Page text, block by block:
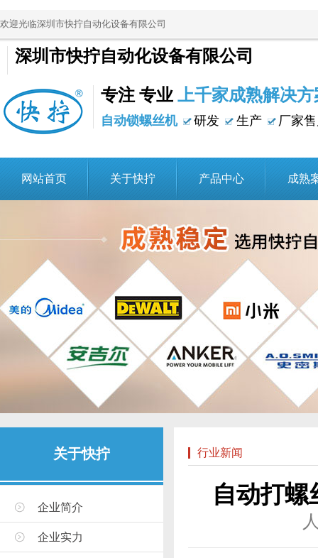
欢迎光临深圳市快拧自动化设备有限公司
深圳市快拧自动化设备有限公司
专注 专业 上千家成熟解决方
自动锁螺丝机 研发 生产 厂家
网站首页 关于快拧 产品中心 成熟
关于快拧
企业简介
企业实力
行业新闻
自动打